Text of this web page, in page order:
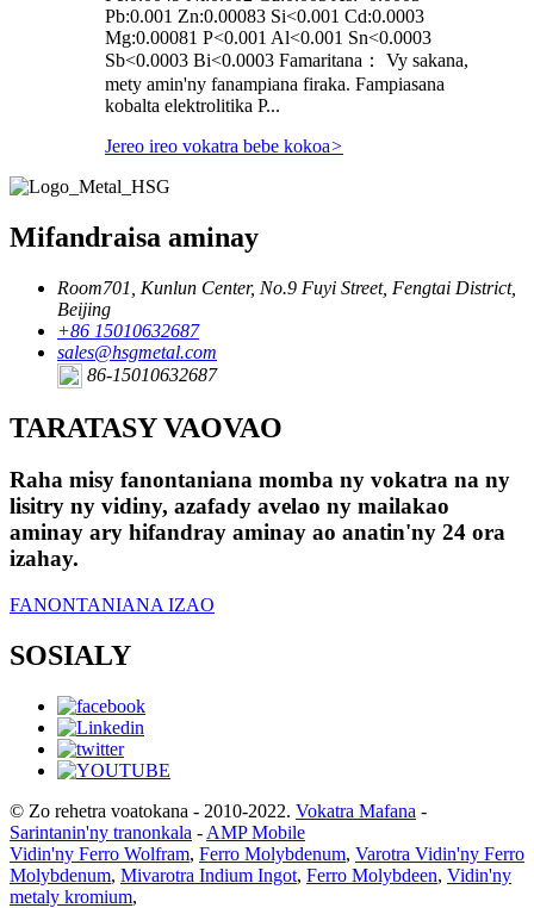
Pb:0.001 Zn:0.00083 Si<0.001 Cd:0.0003
Mg:0.00081 P<0.001 Al<0.001 Sn<0.0003
Sb<0.0003 Bi<0.0003 Famaritana： Vy sakana,
mety amin'ny fanampiana firaka. Fampiasana
kobalta elektrolitika P...
Jereo ireo vokatra bebe kokoa>
Mifandraisa aminay
Room701, Kunlun Center, No.9 Fuyi Street, Fengtai District,
Beijing
+86 15010632687
sales@hsgmetal.com
86-15010632687
TARATASY VAOVAO
Raha misy fanontaniana momba ny vokatra na ny
lisitry ny vidiny, azafady avelao ny mailakao
aminay ary hifandray aminay ao anatin'ny 24 ora
izahay.
FANONTANIANA IZAO
SOSIALY
© Zo rehetra voatokana - 2010-2022. Vokatra Mafana -
Sarintanin'ny tranonkala - AMP Mobile
Vidin'ny Ferro Wolfram, Ferro Molybdenum, Varotra Vidin'ny Ferro
Molybdenum, Mivarotra Indium Ingot, Ferro Molybdeen, Vidin'ny
metaly kromium,